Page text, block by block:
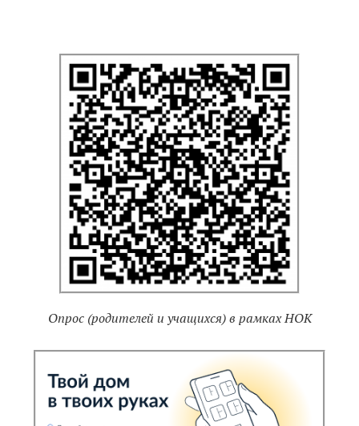
Опрос (родителей и учащихся) в рамках НОК